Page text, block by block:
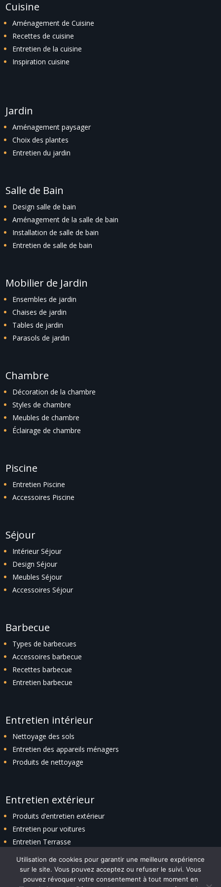
Cuisine
Aménagement de Cuisine
Recettes de cuisine
Entretien de la cuisine
Inspiration cuisine
Jardin
Aménagement paysager
Choix des plantes
Entretien du jardin
Salle de Bain
Design salle de bain
Aménagement de la salle de bain
Installation de salle de bain
Entretien de salle de bain
Mobilier de Jardin
Ensembles de jardin
Chaises de jardin
Tables de jardin
Parasols de jardin
Chambre
Décoration de la chambre
Styles de chambre
Meubles de chambre
Éclairage de chambre
Piscine
Entretien Piscine
Accessoires Piscine
Séjour
Intérieur Séjour
Design Séjour
Meubles Séjour
Accessoires Séjour
Barbecue
Types de barbecues
Accessoires barbecue
Recettes barbecue
Entretien barbecue
Entretien intérieur
Nettoyage des sols
Entretien des appareils ménagers
Produits de nettoyage
Entretien extérieur
Produits d’entretien extérieur
Entretien pour voitures
Entretien Terrasse
Utilisation de cookies pour garantir une meilleure expérience
sur le site. Vous pouvez acceptez ou refuser le suivi. Vous
pouvez révoquer votre consentement à tout moment en